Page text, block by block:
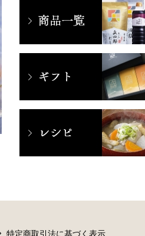
特定商取引法に基づく表示